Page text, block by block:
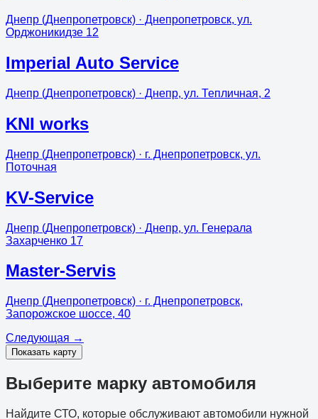
Днепр (Днепропетровск) · Днепропетровск, ул.
Орджоникидзе 12
Imperial Auto Service
Днепр (Днепропетровск) · Днепр, ул. Тепличная, 2
KNI works
Днепр (Днепропетровск) · г. Днепропетровск, ул.
Поточная
KV-Service
Днепр (Днепропетровск) · Днепр, ул. Генерала
Захарченко 17
Master-Servis
Днепр (Днепропетровск) · г. Днепропетровск,
Запорожское шоссе, 40
Следующая →
Показать карту
Выберите марку автомобиля
Найдите СТО, которые обслуживают автомобили нужной